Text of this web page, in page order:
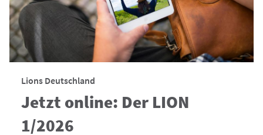
Lions Deutschland
Jetzt online: Der LION
1/2026